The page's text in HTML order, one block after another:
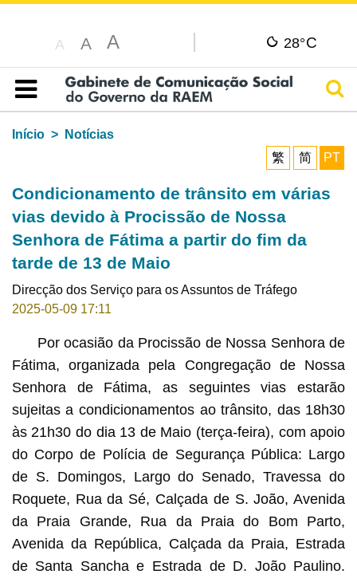
A A A 28°C
Índice
Início
Notícias
繁
简 PT
Condicionamento de trânsito em várias
vias devido à Procissão de Nossa
Senhora de Fátima a partir do fim da
tarde de 13 de Maio
Direcção dos Serviço para os Assuntos de Tráfego
2025-05-09 17:11
Por ocasião da Procissão de Nossa Senhora de
Fátima, organizada pela Congregação de Nossa
Senhora de Fátima, as seguintes vias estarão
sujeitas a condicionamentos ao trânsito, das 18h30
às 21h30 do dia 13 de Maio (terça-feira), com apoio
do Corpo de Polícia de Segurança Pública: Largo
de S. Domingos, Largo do Senado, Travessa do
Roquete, Rua da Sé, Calçada de S. João, Avenida
da Praia Grande, Rua da Praia do Bom Parto,
Avenida da República, Calçada da Praia, Estrada
de Santa Sancha e Estrada de D. João Paulino.